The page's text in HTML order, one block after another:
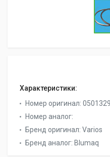
Характеристики:
Номер оригинал:
Номер аналог:
Бренд оригинал: Varios
Бренд аналог: Blumaq